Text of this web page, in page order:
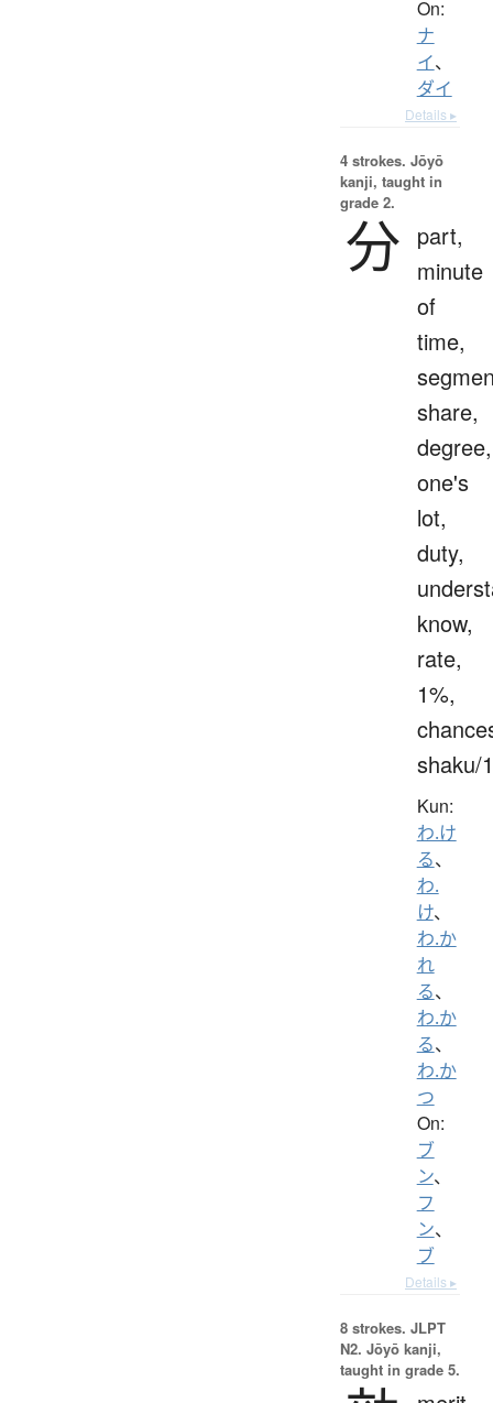
On:
ナ
イ、
ダイ
Details ▸
4 strokes. Jōyō
kanji, taught in
grade 2.
分 part,
minute
of
time,
share,
degree,
one's
lot,
duty,
know,
rate,
1%,
shaku/
Kun:
わ.け
る、
わ.
け、
わ.か
れ
る、
わ.か
る、
わ.か
つ
On:
ブ
ン、
フ
ン、
ブ
Details ▸
8 strokes. JLPT
N2. Jōyō kanji,
taught in grade 5.